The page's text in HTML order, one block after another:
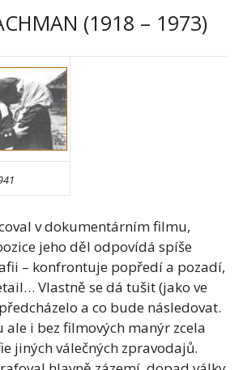
(1918 – 1973)
v dokumentárním filmu,
jeho děl odpovídá spíše
– konfrontuje popředí a pozadí,
Vlastně se dá tušit (jako ve
a co bude následovat.
ale i bez filmových manýr zcela
jiných válečných zpravodajů.